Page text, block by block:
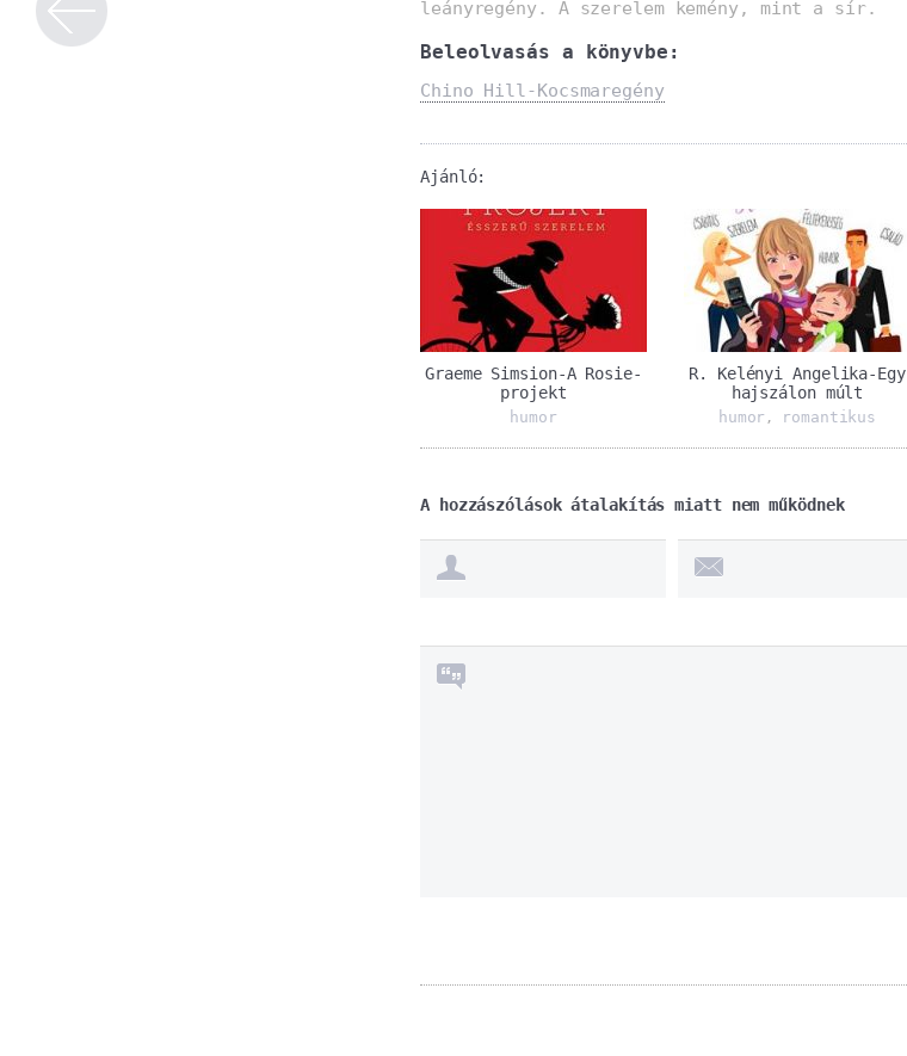
leányregény. A szerelem kemény, mint a sír.
Beleolvasás a könyvbe:
Chino Hill-Kocsmaregény
Ajánló:
Graeme Simsion-A Rosie-
projekt
humor
R. Kelényi Angelika-Egy
hajszálon múlt
humor , romantikus
A hozzászólások átalakítás miatt nem működnek